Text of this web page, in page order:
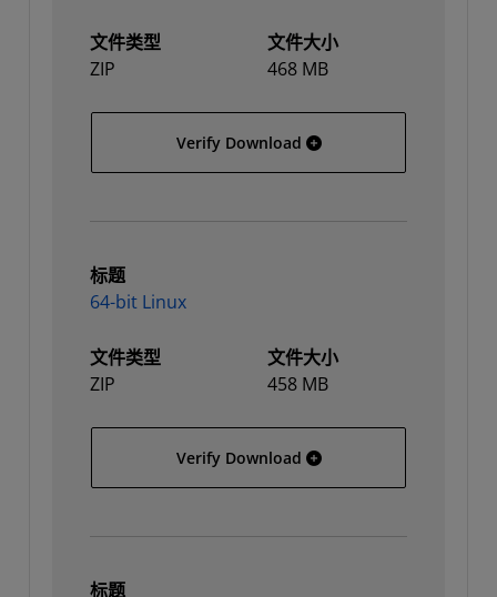
文件类型
ZIP
文件大小
468 MB
Verify Download 32-bit Linux
标题
64-bit Linux
文件类型
ZIP
文件大小
458 MB
Verify Download 64-bit Linux
标题